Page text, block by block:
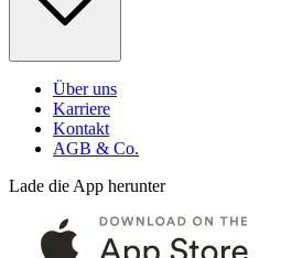
Über uns
Karriere
Kontakt
AGB & Co.
Lade die App herunter